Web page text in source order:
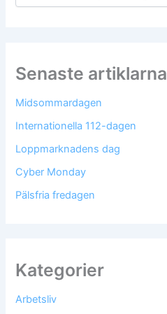
Senaste artiklarna
Midsommardagen
Internationella 112-dagen
Loppmarknadens dag
Cyber Monday
Pälsfria fredagen
Kategorier
Arbetsliv